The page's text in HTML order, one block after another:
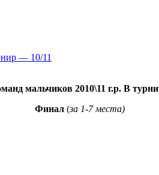
— 10/11
мальчиков 2010\11 г.р. В
Финал (за 1-7 места)